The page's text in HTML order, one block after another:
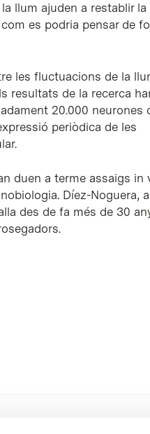
llum ajuden a restablir la
es podria pensar de
les fluctuacions de la
resultats de la recerca
20.000 neurones
periòdica de les
duen a terme assaigs in
Díez-Noguera,
des de fa més de 30